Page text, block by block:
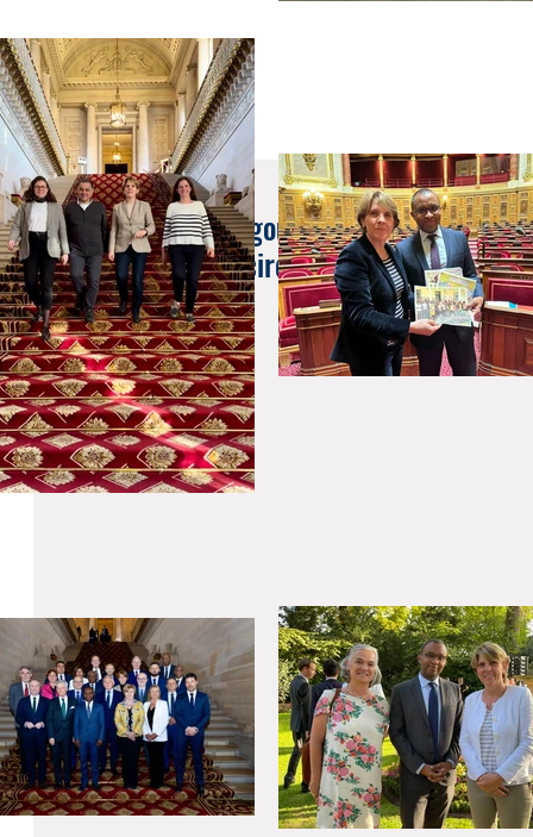
Question écrite au gouvernement #11
sauvages dans les cirques - Samantha Ca
19 déc. 2017